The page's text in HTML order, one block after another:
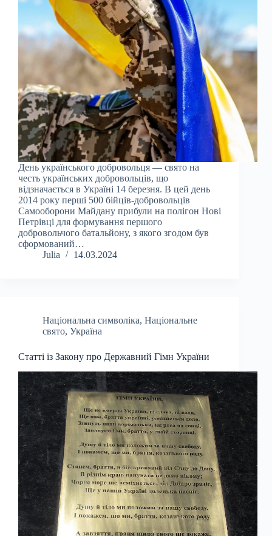
День українського добровольця — свято на
честь українських добровольців, що
відзначається в Україні 14 березня. В цей день
2014 року перші 500 бійців-добровольців
Самооборони Майдану прибули на полігон Нові
Петрівці для формування першого
добровольчого батальйону, з якого згодом був
сформований…
Julia
14.03.2024
Національна символіка, Національне
свято, Україна
Статті із Закону про Державний Гімн України